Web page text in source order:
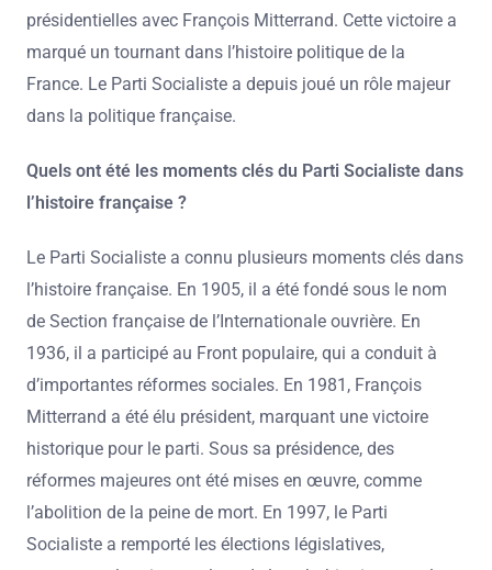
présidentielles avec François Mitterrand. Cette victoire a
marqué un tournant dans l’histoire politique de la
France. Le Parti Socialiste a depuis joué un rôle majeur
dans la politique française.
Quels ont été les moments clés du Parti Socialiste dans
l’histoire française ?
Le Parti Socialiste a connu plusieurs moments clés dans
l’histoire française. En 1905, il a été fondé sous le nom
de Section française de l’Internationale ouvrière. En
1936, il a participé au Front populaire, qui a conduit à
d’importantes réformes sociales. En 1981, François
Mitterrand a été élu président, marquant une victoire
historique pour le parti. Sous sa présidence, des
réformes majeures ont été mises en œuvre, comme
l’abolition de la peine de mort. En 1997, le Parti
Socialiste a remporté les élections législatives,